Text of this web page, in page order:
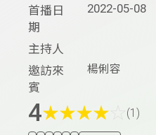
首播日
期
2022-05-08
主持人
邀訪來
賓
楊俐容
4★★★★ (1)